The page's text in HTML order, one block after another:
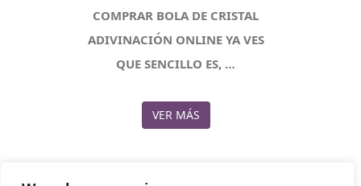
COMPRAR BOLA DE CRISTAL
ADIVINACIÓN ONLINE YA VES
QUE SENCILLO ES, …
VER MÁS